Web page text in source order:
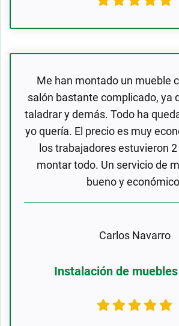
Me han montado un mueble
salón bastante complicado, ya
taladrar y demás. Todo ha
yo quería. El precio es muy
los trabajadores estuvieron
montar todo. Un servicio de
bueno y
Carlos Navarro
Instalación de